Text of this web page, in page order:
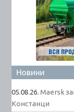
Новини
05.08.26. Maersk
Констанци